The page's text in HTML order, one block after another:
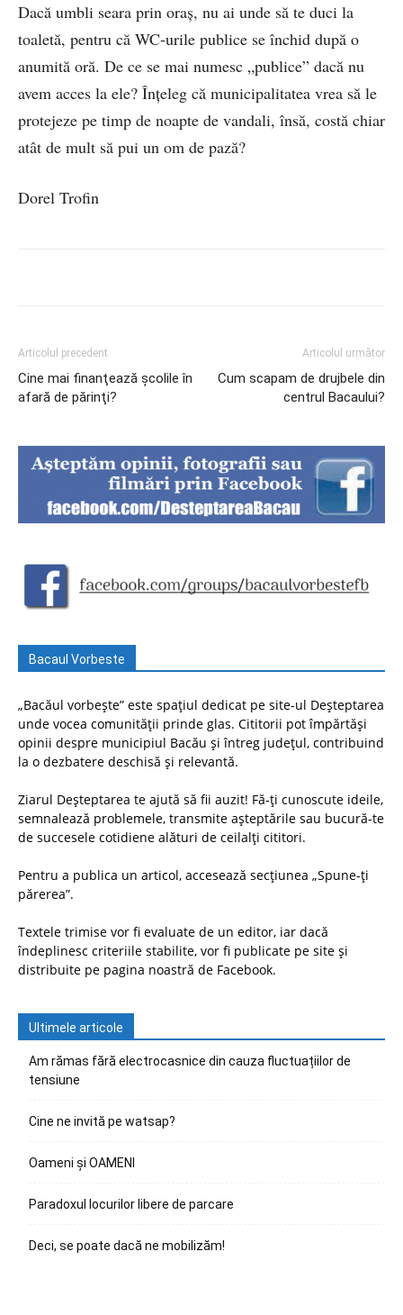
Dacă umbli seara prin oraș, nu ai unde să te duci la
toaletă, pentru că WC-urile publice se închid după o
anumită oră. De ce se mai numesc „publice” dacă nu
avem acces la ele? Înțeleg că municipalitatea vrea să le
protejeze pe timp de noapte de vandali, însă, costă chiar
atât de mult să pui un om de pază?
Dorel Trofin
Articolul precedent
Cine mai finanţează şcolile în
afară de părinţi?
Articolul următor
Cum scapam de drujbele din
centrul Bacaului?
Bacaul Vorbeste
„Bacăul vorbește” este spațiul dedicat pe site-ul Deșteptarea
unde vocea comunității prinde glas. Cititorii pot împărtăși
opinii despre municipiul Bacău și întreg județul, contribuind
la o dezbatere deschisă și relevantă.
Ziarul Deșteptarea te ajută să fii auzit! Fă-ți cunoscute ideile,
semnalează problemele, transmite așteptările sau bucură-te
de succesele cotidiene alături de ceilalți cititori.
Pentru a publica un articol, accesează secțiunea „Spune-ți
părerea”.
Textele trimise vor fi evaluate de un editor, iar dacă
îndeplinesc criteriile stabilite, vor fi publicate pe site și
distribuite pe pagina noastră de Facebook.
Ultimele articole
Am rămas fără electrocasnice din cauza fluctuațiilor de
tensiune
Cine ne invită pe watsap?
Oameni și OAMENI
Paradoxul locurilor libere de parcare
Deci, se poate dacă ne mobilizăm!